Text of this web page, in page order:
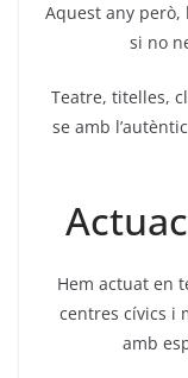
Aquest any però,
si no
Teatre, titelles,
se amb
Hem actuat en
centres cívics i
amb